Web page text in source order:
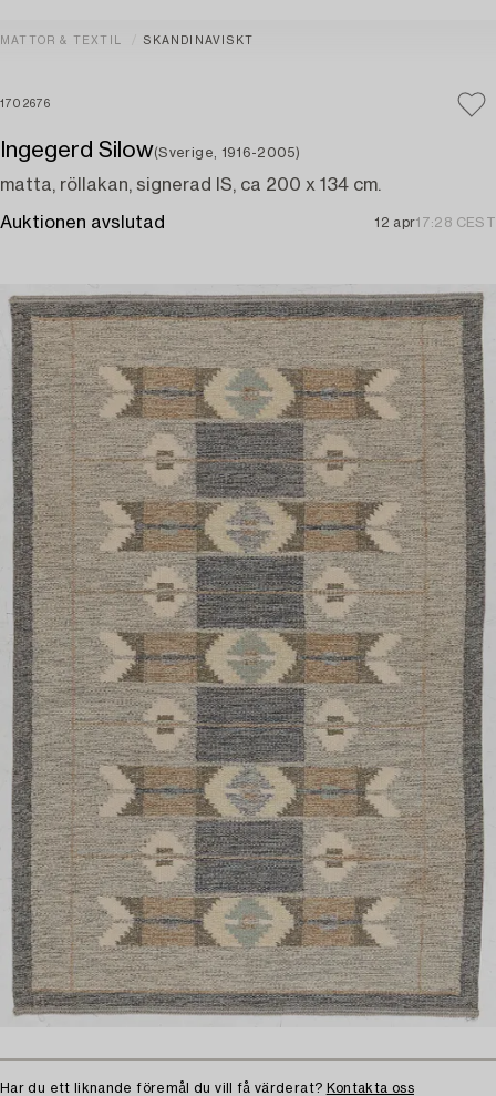
MATTOR & TEXTIL SKANDINAVISKT
1702676
Ingegerd Silow(Sverige, 1916-2005)
matta, röllakan, signerad IS, ca 200 x 134 cm.
Auktionen avslutad 12 apr17:28 CEST
Har du ett liknande föremål du vill få värderat? Kontakta oss